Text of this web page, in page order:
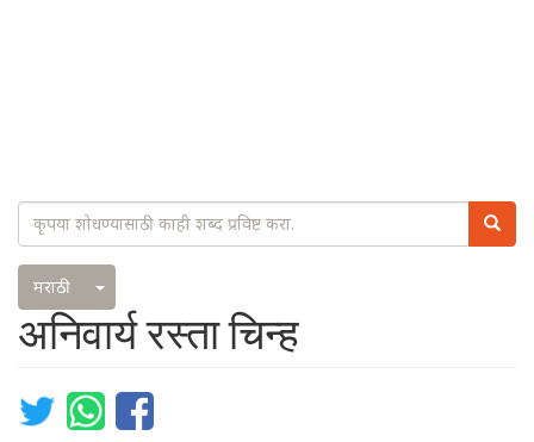
Search Search
मराठी Toggle Dropdown
अनिवार्य रस्ता चिन्ह